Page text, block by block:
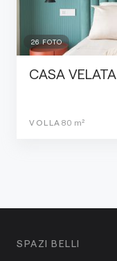
26 FOTO
CASA VELATA
VOLLA 80 m²
SPAZI BELLI